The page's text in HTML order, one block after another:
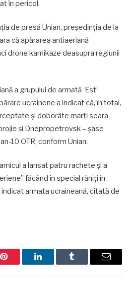
în pericol.
de presă Unian, președinția de la
că apărarea antiaeriană
drone kamikaze deasupra regiunii
a grupului de armată ‘Est’
ucrainene a indicat că, în total,
și doborâte marți seara
și Dnepropetrovsk – șase
10 OTR, conform Unian.
a lansat patru rachete și a
făcând în special răniți în
armata ucraineană, citată de
Pinterest LinkedInTumblr Email